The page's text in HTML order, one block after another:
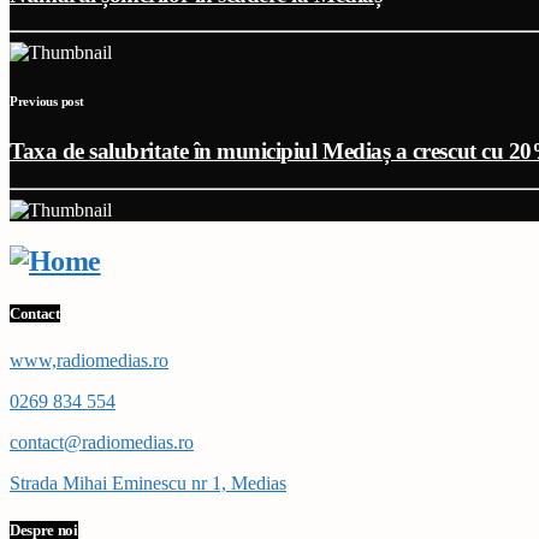
Previous post
Taxa de salubritate în municipiul Mediaș a crescut cu
Contact
www,radiomedias.ro
0269 834 554
contact@radiomedias.ro
Strada Mihai Eminescu nr 1, Medias
Despre noi